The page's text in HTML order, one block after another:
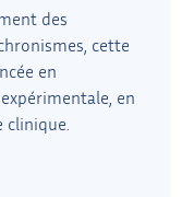
des
cette
en
en
clinique.